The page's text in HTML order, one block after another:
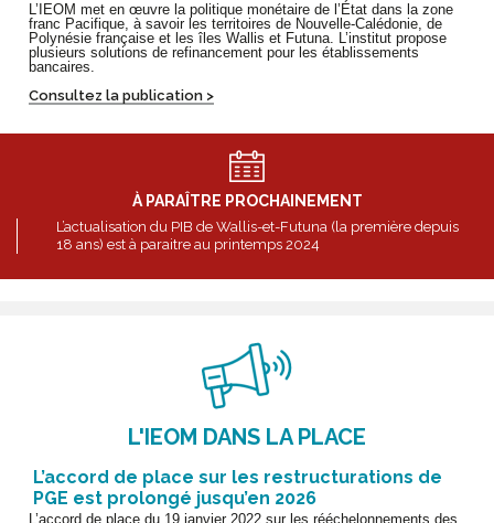
L’IEOM met en œuvre la politique monétaire de l’État dans la zone
franc Pacifique, à savoir les territoires de Nouvelle-Calédonie, de
Polynésie française et les îles Wallis et Futuna. L’institut propose
plusieurs solutions de refinancement pour les établissements
bancaires.
Consultez la publication >
À PARAÎTRE PROCHAINEMENT
L’actualisation du PIB de Wallis-et-Futuna (la première depuis
18 ans) est à paraitre au printemps 2024
L'IEOM DANS LA PLACE
L’accord de place sur les restructurations de
PGE est prolongé jusqu’en 2026
L’accord de place du 19 janvier 2022 sur les rééchelonnements des